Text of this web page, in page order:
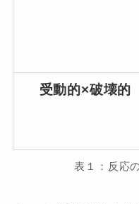
受動的×破壊的
表１：反応